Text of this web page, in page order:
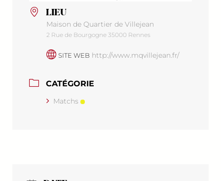
LIEU
Maison de Quartier de Villejean
2 Rue de Bourgogne 35000 Rennes
SITE WEB http://www.mqvillejean.fr/
CATÉGORIE
Matchs